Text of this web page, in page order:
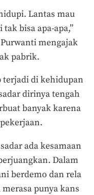
Lantas mau
bisa apa-apa,”
mengajak
pabrik.
terjadi di kehidupan
dirinya tengah
banyak karena
ada kesamaan
Dalam
berdemo dan rela
punya kans